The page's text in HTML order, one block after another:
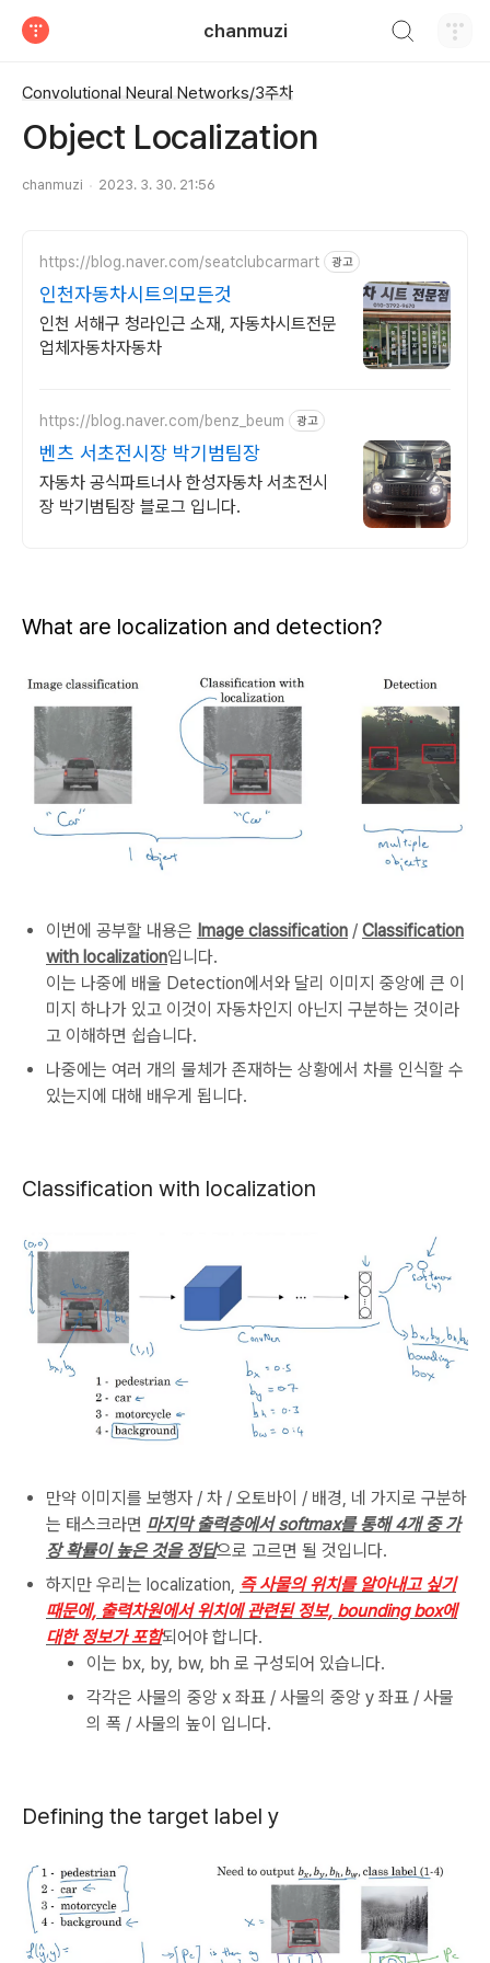
chanmuzi
Convolutional Neural Networks/3주차
Object Localization
chanmuzi 2023. 3. 30. 21:56
https://blog.naver.com/seatclubcarmart 광고
인천자동차시트의모든것
인천 서해구 청라인근 소재, 자동차시트전문
업체자동차자동차
https://blog.naver.com/benz_beum 광고
벤츠 서초전시장 박기범팀장
자동차 공식파트너사 한성자동차 서초전시
장 박기범팀장 블로그 입니다.
What are localization and detection?
이번에 공부할 내용은 Image classification / Classification
with localization입니다.
이는 나중에 배울 Detection에서와 달리 이미지 중앙에 큰 이
미지 하나가 있고 이것이 자동차인지 아닌지 구분하는 것이라
고 이해하면 쉽습니다.
나중에는 여러 개의 물체가 존재하는 상황에서 차를 인식할 수
있는지에 대해 배우게 됩니다.
Classification with localization
만약 이미지를 보행자 / 차 / 오토바이 / 배경, 네 가지로 구분하
는 태스크라면 마지막 출력층에서 softmax를 통해 4개 중 가
장 확률이 높은 것을 정답으로 고르면 될 것입니다.
하지만 우리는 localization, 즉 사물의 위치를 알아내고 싶기
때문에, 출력차원에서 위치에 관련된 정보, bounding box에
대한 정보가 포함되어야 합니다.
이는 bx, by, bw, bh 로 구성되어 있습니다.
각각은 사물의 중앙 x 좌표 / 사물의 중앙 y 좌표 / 사물
의 폭 / 사물의 높이 입니다.
Defining the target label y